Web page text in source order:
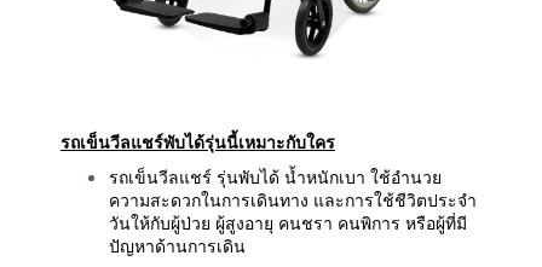
รถเข็นวีลแชร์พับได้รุ่นนี้เหมาะกับใคร
รถเข็นวีลแชร์ รุ่นพับได้ น้ำหนักเบา ใช้อำนวย
ความสะดวกในการเดินทาง และการใช้ชีวิตประจำ
วันให้กับผู้ป่วย ผู้สูงอายุ คนชรา คนพิการ หรือผู้ที่มี
ปัญหาด้านการเดิน